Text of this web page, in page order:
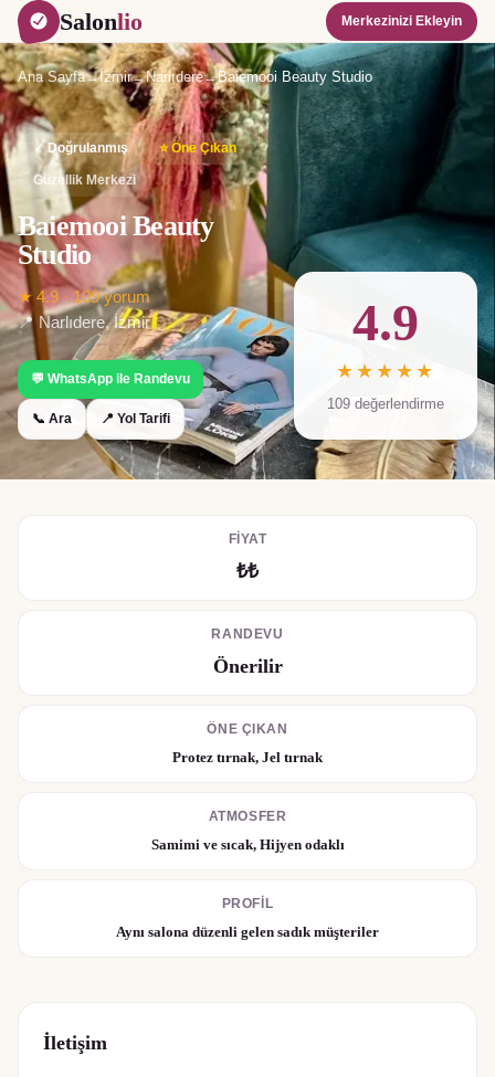
Salonlio Merkezinizi Ekleyin
Ana Sayfa→İzmir→Narlıdere→Baiemooi Beauty Studio
✓ Doğrulanmış ⭐ Öne Çıkan
Güzellik Merkezi
Baiemooi Beauty
Studio
★ 4.9·109yorum
📍 Narlıdere,İzmir
💬 WhatsApp ile Randevu
📞 Ara 📍 Yol Tarifi
4.9
★★★★★
109 değerlendirme
FIYAT
₺₺
RANDEVU
Önerilir
ÖNE ÇIKAN
Protez tırnak, Jel tırnak
ATMOSFER
Samimi ve sıcak, Hijyen odaklı
PROFIL
Aynı salona düzenli gelen sadık müşteriler
İletişim